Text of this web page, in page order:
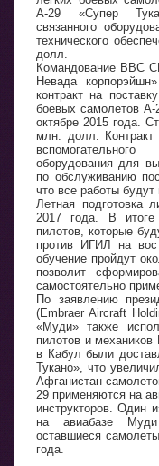
A-29 «Супер
связанного
технического
долл.
Командование ВВС
Невада
контракт на
боевых самолетов
октябре 2015 года.
млн. долл. Контракт
оборудования для
по обслуживанию
что все работы
Летная подготовка
2017 года. В
пилотов, которые
против ИГИЛ на
обучение пройдут
позволит
самостоятельно
По заявлению
(Embraer Aircraft
«Муди» также
пилотов и
в Кабул были
Тукано», что
Афганистан
29 применяются на
инструкторов. Один
на авиабазе
оставшиеся
года.